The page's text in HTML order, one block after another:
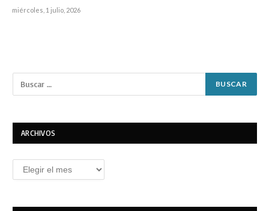
miércoles, 1 julio, 2026
ARCHIVOS
Archivos